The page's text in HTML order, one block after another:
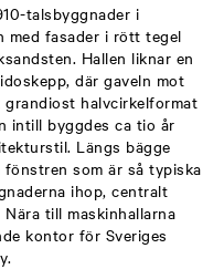
talsbyggnader i
med fasader i rött tegel
Hallen liknar en
där gaveln mot
halvcirkelformat
intill byggdes ca tio år
Längs bägge
som är så typiska
ihop, centralt
till maskinhallarna
kontor för Sveriges